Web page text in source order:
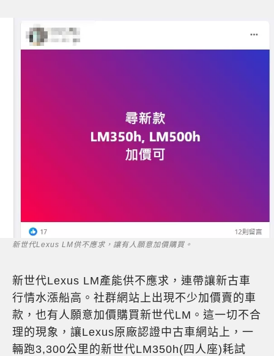
新世代Lexus LM供不應求，讓有人願意加價購買。
新世代Lexus LM產能供不應求，連帶讓新古車
行情水漲船高。社群網站上出現不少加價賣的車
款，也有人願意加價購買新世代LM。這一切不合
理的現象，讓Lexus原廠認證中古車網站上，一
輛跑3,300公里的新世代LM350h(四人座)耗試